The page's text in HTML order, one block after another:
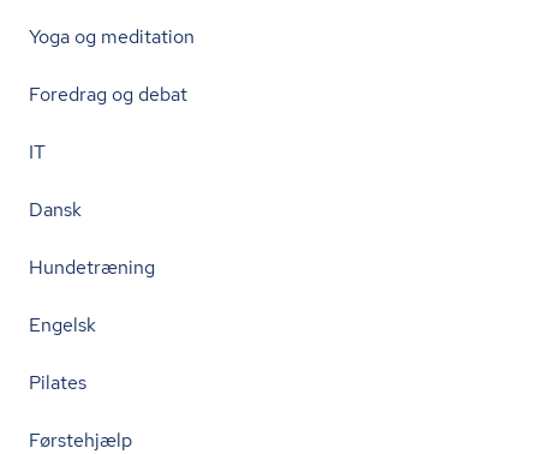
Yoga og meditation
Foredrag og debat
IT
Dansk
Hundetræning
Engelsk
Pilates
Førstehjælp